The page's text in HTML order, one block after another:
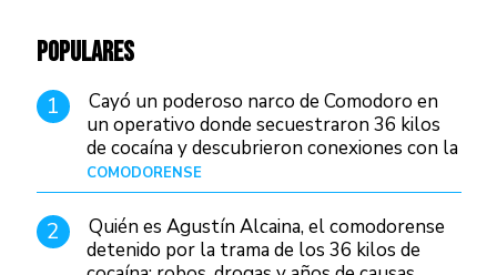
POPULARES
1
Cayó un poderoso narco de Comodoro en
un operativo donde secuestraron 36 kilos
de cocaína y descubrieron conexiones con la
Patagonia
COMODORENSE
2
Quién es Agustín Alcaina, el comodorense
detenido por la trama de los 36 kilos de